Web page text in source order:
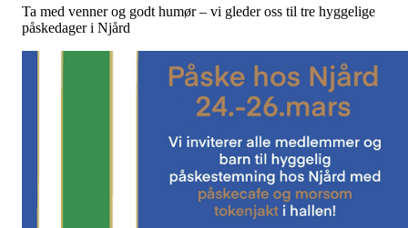
Ta med venner og godt humør – vi gleder oss til tre hyggelige
påskedager i Njård